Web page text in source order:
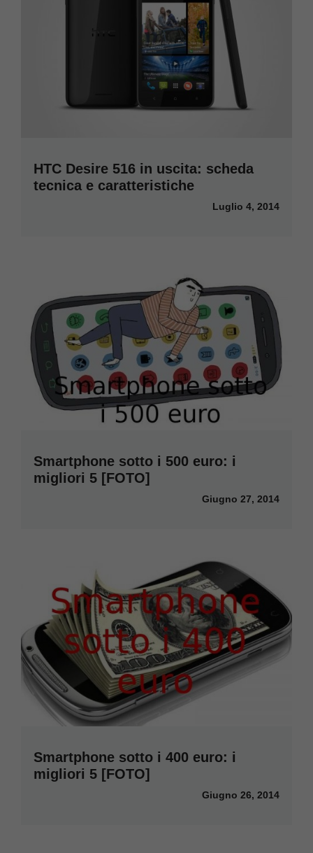
HTC Desire 516 in uscita: scheda
tecnica e caratteristiche
Luglio 4, 2014
Smartphone sotto i 500 euro: i
migliori 5 [FOTO]
Giugno 27, 2014
Smartphone sotto i 400 euro: i
migliori 5 [FOTO]
Giugno 26, 2014